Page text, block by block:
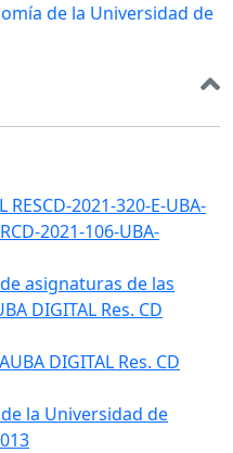
de la Universidad de
2021-320-E-UBA-
2021-106-UBA-
asignaturas de las
DIGITAL Res. CD
DIGITAL Res. CD
la Universidad de